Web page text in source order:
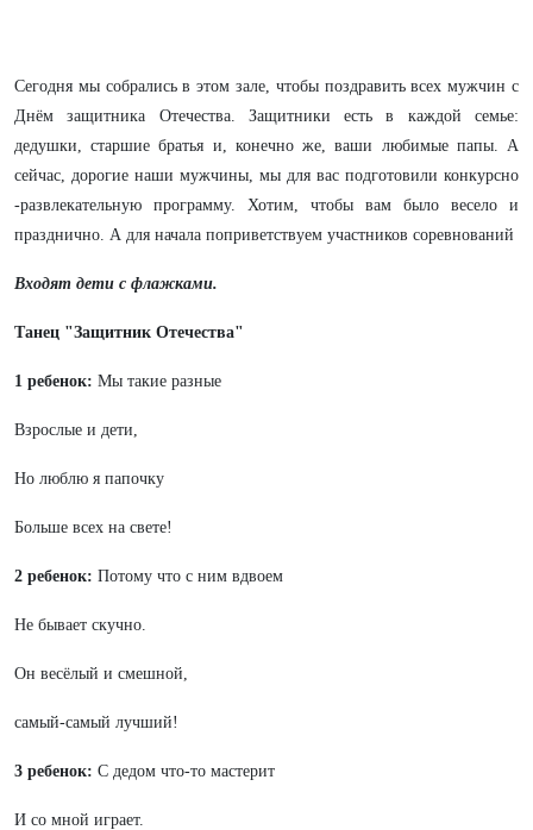
Сегодня мы собрались в этом зале, чтобы поздравить всех мужчин с
Днём защитника Отечества. Защитники есть в каждой семье:
дедушки, старшие братья и, конечно же, ваши любимые папы. А
сейчас, дорогие наши мужчины, мы для вас подготовили конкурсно
-развлекательную программу. Хотим, чтобы вам было весело и
празднично. А для начала поприветствуем участников соревнований
Входят дети с флажками.
Танец "Защитник Отечества"
1 ребенок: Мы такие разные
Взрослые и дети,
Но люблю я папочку
Больше всех на свете!
2 ребенок: Потому что с ним вдвоем
Не бывает скучно.
Он весёлый и смешной,
самый-самый лучший!
3 ребенок: С дедом что-то мастерит
И со мной играет.